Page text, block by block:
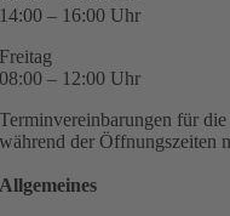
14:00 – 16:00 Uhr
Freitag
08:00 – 12:00 Uhr
Terminvereinbarungen für
während der Öffnungszeiten
Allgemeines